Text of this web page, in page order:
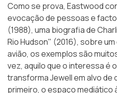
Como se prova, Eastwood
evocação de pessoas e
(1988), uma biografia de
Rio Hudson" (2016), sobre
avião, os exemplos são
vez, aquilo que o interessa é
transforma Jewell em alvo de
primeiro, o espaço mediático